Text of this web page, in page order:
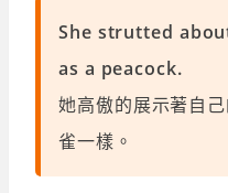
She strutted
as a peacock.
她高傲的展示著自
雀一樣。